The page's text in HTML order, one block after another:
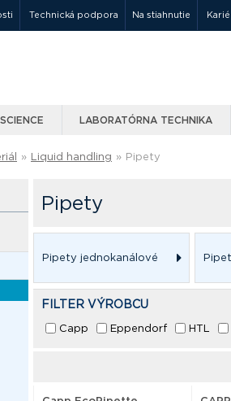
Technická podpora Na stiahnutie
LABORATÓRNA TECHNIKA
» Liquid handling » Pipety
Pipety
Pipety jednokanálové
FILTER VÝROBCU
Capp Eppendorf HTL